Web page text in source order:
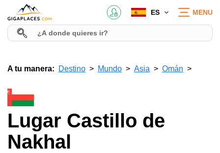
ES MENU
A tu manera: Destino Mundo Asia Omán
Lugar Castillo de
Nakhal